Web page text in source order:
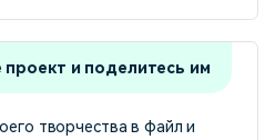
проект и поделитесь им
творчества в файл и